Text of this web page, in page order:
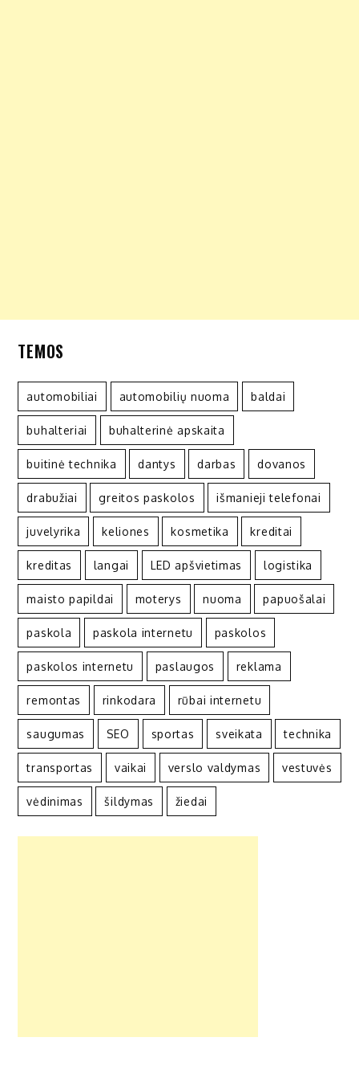
TEMOS
automobiliai automobilių nuoma baldai
buhalteriai buhalterinė apskaita
buitinė technika dantys darbas dovanos
drabužiai greitos paskolos išmanieji telefonai
juvelyrika keliones kosmetika kreditai
kreditas langai LED apšvietimas logistika
maisto papildai moterys nuoma papuošalai
paskola paskola internetu paskolos
paskolos internetu paslaugos reklama
remontas rinkodara rūbai internetu
saugumas SEO sportas sveikata technika
transportas vaikai verslo valdymas vestuvės
vėdinimas šildymas žiedai